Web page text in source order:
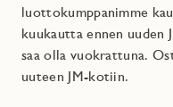
luottokumppanimme
kuukautta ennen uuden
saa olla vuokrattuna.
uuteen JM-kotiin.